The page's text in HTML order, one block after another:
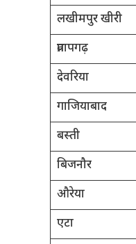
लखीमपुर खीरी
प्रतापगढ़
देवरिया
गाजियाबाद
बस्ती
बिजनौर
औरेया
एटा